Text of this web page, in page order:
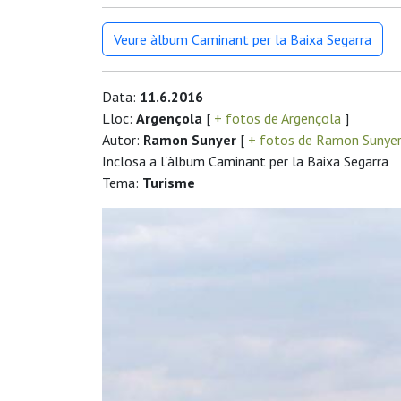
Veure àlbum Caminant per la Baixa Segarra
Data: 11.6.2016
Lloc: Argençola [ + fotos de Argençola ]
Autor: Ramon Sunyer [ + fotos de Ramon
Inclosa a l'àlbum Caminant per la Baixa Segarra
Tema: Turisme